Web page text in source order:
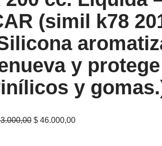
(simil k78
y
y
$46.000,00